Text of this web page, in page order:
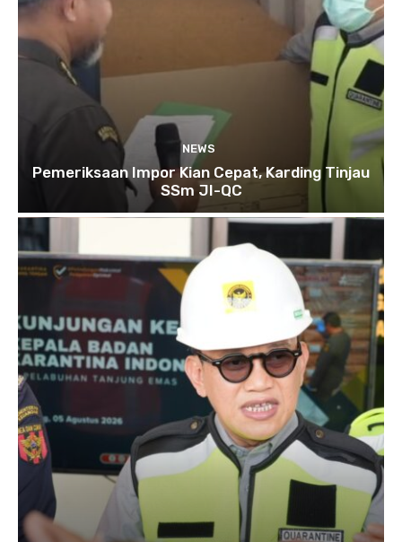
NEWS
Pemeriksaan Impor Kian Cepat, Karding Tinjau
SSm JI-QC